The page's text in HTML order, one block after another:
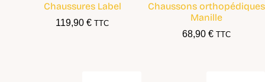
Chaussures Label
119,90€ TTC
Chaussons orthopédiques
Manille
68,90 € TTC